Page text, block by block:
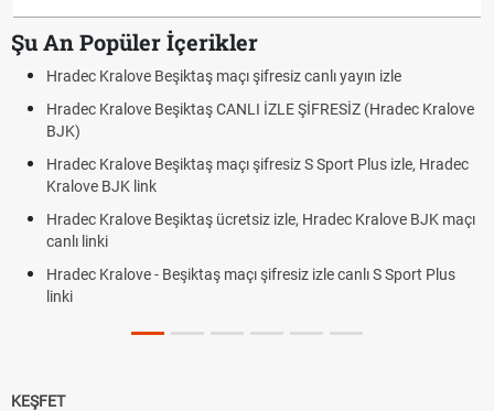
Şu An Popüler İçerikler
Hradec Kralove Beşiktaş maçı şifresiz canlı yayın izle
Hradec Kralove Beşiktaş CANLI İZLE ŞİFRESİZ (Hradec Kralove
BJK)
Hradec Kralove Beşiktaş maçı şifresiz S Sport Plus izle, Hradec
Kralove BJK link
Hradec Kralove Beşiktaş ücretsiz izle, Hradec Kralove BJK maçı
canlı linki
Hradec Kralove - Beşiktaş maçı şifresiz izle canlı S Sport Plus
linki
KEŞFET